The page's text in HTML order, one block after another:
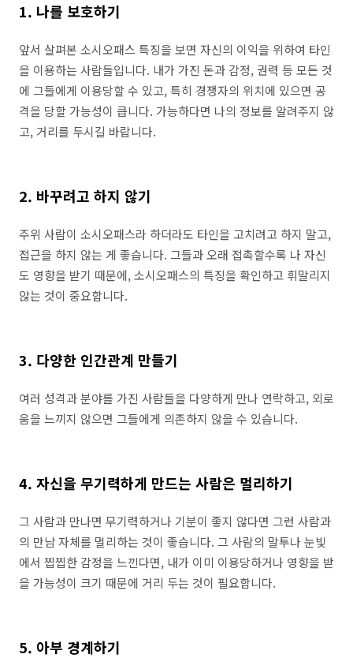
1. 나를 보호하기
앞서 살펴본 소시오패스 특징을 보면 자신의 이익을 위하여 타인
을 이용하는 사람들입니다. 내가 가진 돈과 감정, 권력 등 모든 것
에 그들에게 이용당할 수 있고, 특히 경쟁자의 위치에 있으면 공
격을 당할 가능성이 큽니다. 가능하다면 나의 정보를 알려주지 않
고, 거리를 두시길 바랍니다.
2. 바꾸려고 하지 않기
주위 사람이 소시오패스라 하더라도 타인을 고치려고 하지 말고,
접근을 하지 않는 게 좋습니다. 그들과 오래 접촉할수록 나 자신
도 영향을 받기 때문에, 소시오패스의 특징을 확인하고 휘말리지
않는 것이 중요합니다.
3. 다양한 인간관계 만들기
여러 성격과 분야를 가진 사람들을 다양하게 만나 연락하고, 외로
움을 느끼지 않으면 그들에게 의존하지 않을 수 있습니다.
4. 자신을 무기력하게 만드는 사람은 멀리하기
그 사람과 만나면 무기력하거나 기분이 좋지 않다면 그런 사람과
의 만남 자체를 멀리하는 것이 좋습니다. 그 사람의 말투나 눈빛
에서 찝찝한 감정을 느낀다면, 내가 이미 이용당하거나 영향을 받
을 가능성이 크기 때문에 거리 두는 것이 필요합니다.
5. 아부 경계하기